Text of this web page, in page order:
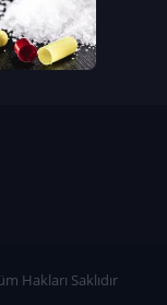
Hakları Saklıdır